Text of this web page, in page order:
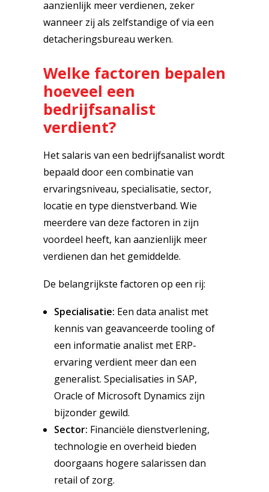
aanzienlijk meer verdienen, zeker
wanneer zij als zelfstandige of via een
detacheringsbureau werken.
Welke factoren bepalen
hoeveel een
bedrijfsanalist
verdient?
Het salaris van een bedrijfsanalist wordt
bepaald door een combinatie van
ervaringsniveau, specialisatie, sector,
locatie en type dienstverband. Wie
meerdere van deze factoren in zijn
voordeel heeft, kan aanzienlijk meer
verdienen dan het gemiddelde.
De belangrijkste factoren op een rij:
Specialisatie: Een data analist met
kennis van geavanceerde tooling of
een informatie analist met ERP-
ervaring verdient meer dan een
generalist. Specialisaties in SAP,
Oracle of Microsoft Dynamics zijn
bijzonder gewild.
Sector: Financiële dienstverlening,
technologie en overheid bieden
doorgaans hogere salarissen dan
retail of zorg.